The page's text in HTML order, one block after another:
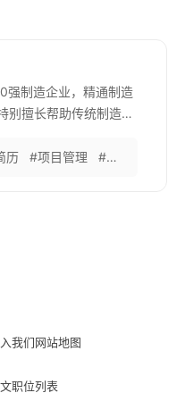
强制造企业，精通制造
别擅长帮助传统制造业
成果和项目管理经验的
历 #项目管理 #技术转型
我们网站地图
职位列表